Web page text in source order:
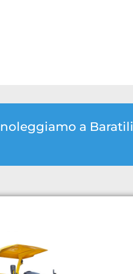
a Baratili